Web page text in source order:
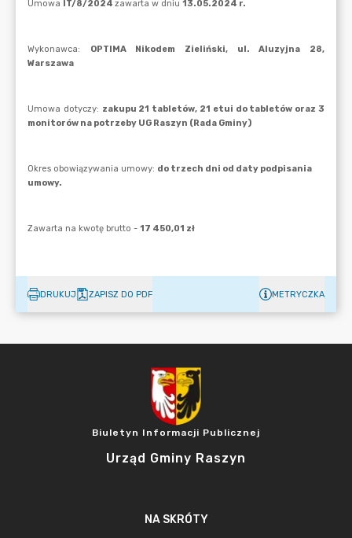
DRUKUJ ZAPISZ DO PDF METRYCZKA
Biuletyn Informacji Publicznej
Urząd Gminy Raszyn
NA SKRÓTY